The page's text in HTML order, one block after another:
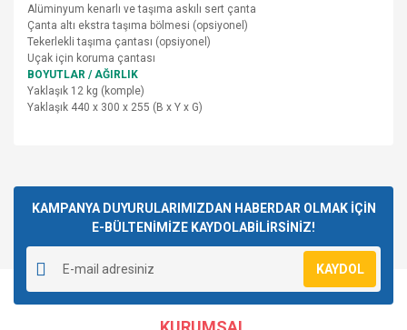
Alüminyum kenarlı ve taşıma askılı sert çanta
Çanta altı ekstra taşıma bölmesi (opsiyonel)
Tekerlekli taşıma çantası (opsiyonel)
Uçak için koruma çantası
BOYUTLAR / AĞIRLIK
Yaklaşık 12 kg (komple)
Yaklaşık 440 x 300 x 255 (B x Y x G)
Yorum Yaz
kullanarak tarafımıza iletebilirsiniz.
Görüş ve önerileriniz için teşekkür ederiz.
Ürün resmi kalitesiz, bozuk veya görüntülenemiyor.
Ürün açıklamasında eksik bilgiler bulunuyor.
Ürün bilgilerinde hatalar bulunuyor.
Ürün fiyatı diğer sitelerden daha pahalı.
KAMPANYA DUYURULARIMIZDAN HABERDAR OLMAK İÇİN
E-BÜLTENİMİZE KAYDOLABİLİRSİNİZ!
KAYDOL